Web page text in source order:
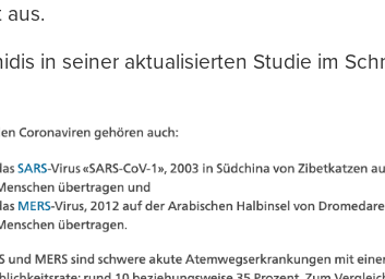
aus.
in seiner aktualisierten Studie im